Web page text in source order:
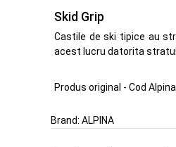
Skid Grip
Castile de ski tipice au
acest lucru datorita
Produs original - Cod
Brand: ALPINA